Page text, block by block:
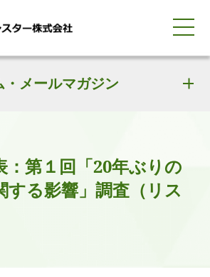
259-440
日9:00-18:00(土日祝除く)
メールマガジン
：第１回「20年ぶりの
する影響」調査（リス